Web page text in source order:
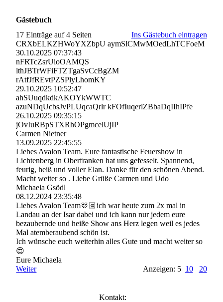
Gästebuch
17 Einträge auf 4 Seiten
Ins Gästebuch eintragen
CRXbELKZHWoYXZbpU aymSlCMwMOedLhTCFoeM
30.10.2025 07:37:43
nFRTcZsrUioOAMQS
lthJBTrWFiFTZTgaSvCcBgZM
rAtfJfREvtPZSPlyLhomKY
29.10.2025 10:52:47
ahSUuqdkdkAKOYkWWTC
azuNDqUcbsJvPLUqcaQrlr kFOfIuqerlZBbaDqIIhIPfe
26.10.2025 09:35:15
jOvIuRBpSTXRhOPgmcelUjI­P
Carmen Nietner
13.09.2025 22:45:55
Liebes Avalon Team. Eure fantastische Feuershow in
Lichtenberg in Oberfranken hat uns gefesselt. Spannend,
feurig, heiß und voller Elan. Danke für den schönen Abend.
Macht weiter so . Liebe Grüße Carmen und Udo
Michaela Gsödl
08.12.2024 23:35:48
Liebes Avalon Team🫶🏻ich war heute zum 2x mal in
Landau an der Isar dabei und ich kann nur jedem eure
bezaubernde und heiße Show ans Herz legen weil es jedes
Mal atemberaubend schön ist.
Ich wünsche euch weiterhin alles Gute und macht weiter so
😍
Eure Michaela
Weiter
Anzeigen: 5 10 20
Kontakt: